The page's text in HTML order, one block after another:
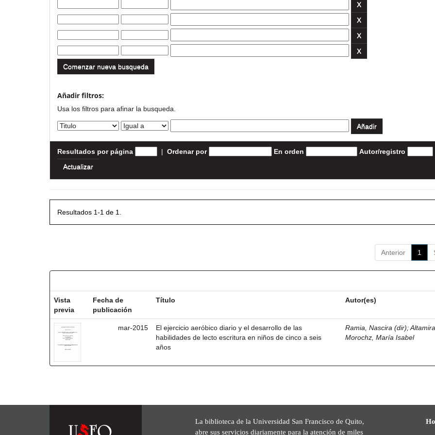
Comenzar nueva busqueda
Añadir filtros:
Usa los filtros para afinar la busqueda.
Resultados por página | Ordenar por En orden Autor/registro
Resultados 1-1 de 1.
Anterior 1
Vista
previa
Fecha de
publicación
Título Autor(es)
mar-2015
El ejercicio aeróbico diario y el desarrollo de las
habilidades de lecto escritura en niños de cinco a seis
años
Ramia, Nascira (dir);
Morochz, María Isabel
La biblioteca de la Universidad San Francisco de Quito,
abre sus servicios diariamente para la atención de miles